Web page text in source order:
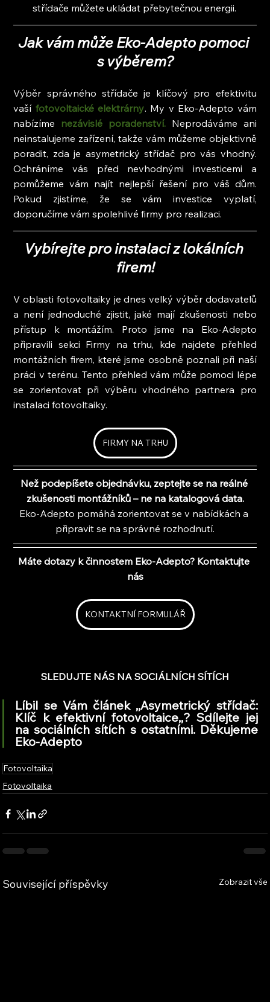
střídače můžete ukládat přebytečnou energii.
Jak vám může Eko-Adepto pomoci
s výběrem?
Výběr správného střídače je klíčový pro efektivitu
vaší fotovoltaické elektrárny. My v Eko-Adepto vám
nabízíme nezávislé poradenství. Neprodáváme ani
neinstalujeme zařízení, takže vám můžeme objektivně
poradit, zda je asymetrický střídač pro vás vhodný.
Ochráníme vás před nevhodnými investicemi a
pomůžeme vám najít nejlepší řešení pro váš dům.
Pokud zjistíme, že se vám investice vyplatí,
doporučíme vám spolehlivé firmy pro realizaci.
Vybírejte pro instalaci z lokálních
firem!
V oblasti fotovoltaiky je dnes velký výběr dodavatelů
a není jednoduché zjistit, jaké mají zkušenosti nebo
přístup k montážím. Proto jsme na Eko-Adepto
připravili sekci Firmy na trhu, kde najdete přehled
montážních firem, které jsme osobně poznali při naší
práci v terénu. Tento přehled vám může pomoci lépe
se zorientovat při výběru vhodného partnera pro
instalaci fotovoltaiky.
FIRMY NA TRHU
Než podepíšete objednávku, zeptejte se na reálné
zkušenosti montážníků – ne na katalogová data.
Eko-Adepto pomáhá zorientovat se v nabídkách a
připravit se na správné rozhodnutí.
Máte dotazy k činnostem Eko-Adepto? Kontaktujte
nás
KONTAKTNÍ FORMULÁŘ
SLEDUJTE NÁS NA SOCIÁLNÍCH SÍTÍCH
Líbil se Vám článek ,,Asymetrický střídač:
Klíč k efektivní fotovoltaice,,? Sdílejte jej
na sociálních sítích s ostatními. Děkujeme
Eko-Adepto
Fotovoltaika
Fotovoltaika
Související příspěvky Zobrazit vše